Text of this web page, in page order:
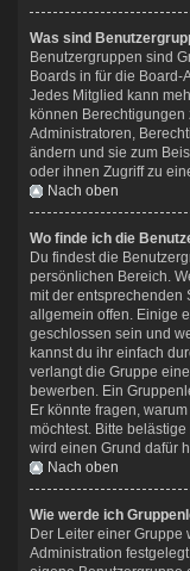
Was sind
Benutzergruppen sind
Boards in für die
Jedes Mitglied kann
können
Administratoren,
ändern und sie zum
oder ihnen Zugriff zu
Nach oben
Wo finde ich die
Du findest die
persönlichen Bereich.
mit der entsprechenden
allgemein offen. Einige
geschlossen sein und
kannst du ihr einfach
verlangt die Gruppe
bewerben. Ein
Er könnte fragen,
möchtest. Bitte
wird einen Grund dafür
Nach oben
Wie werde ich
Der Leiter einer
Administration